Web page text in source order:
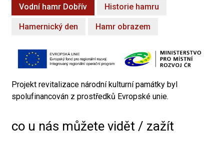
Vodní hamr Dobřív Historie hamru
Hamernický den Hamr obrazem
Projekt revitalizace národní kulturní památky byl
spolufinancován z prostředků Evropské unie.
co u nás můžete vidět / zažít